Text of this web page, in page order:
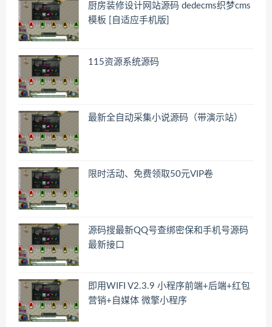
厨房装修设计网站源码 dedecms织梦cms
模板 [自适应手机版]
115资源系统源码
最新全自动采集小说源码（带演示站）
限时活动、免费领取50元VIP卷
源码搜最新QQ号查绑密保和手机号源码
最新接口
即用WIFI V2.3.9 小程序前端+后端+红包
营销+自媒体 微擎小程序